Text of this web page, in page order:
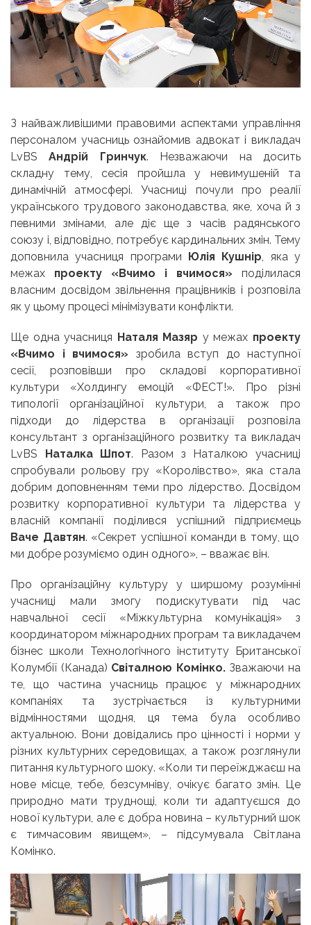
З найважливішими правовими аспектами управління
персоналом учасниць ознайомив адвокат і викладач
LvBSАндрій Гринчук. Незважаючи на досить
складну тему, сесія пройшла у невимушеній та
динамічній атмосфері. Учасниці почули про реалії
українського трудового законодавства, яке, хоча й з
певними змінами, але діє ще з часів радянського
союзу і, відповідно, потребує кардинальних змін. Тему
доповнила учасниця програми Юлія Кушнір, яка у
межах проекту «Вчимо і вчимося» поділилася
власним досвідом звільнення працівників і розповіла
як у цьому процесі мінімізувати конфлікти.
Ще одна учасниця Наталя Мазяр у межах проекту
«Вчимо і вчимося» зробила вступ до наступної
сесії, розповівши про складові корпоративної
культури «Холдингу емоцій «ФЕСТ!». Про різні
типології організаційної культури, а також про
підходи до лідерства в організації розповіла
консультант з організаційного розвитку та викладач
LvBS Наталка Шпот. Разом з Наталкою учасниці
спробували рольову гру «Королівство», яка стала
добрим доповненням теми про лідерство. Досвідом
розвитку корпоративної культури та лідерства у
власній компанії поділився успішний підприємець
Ваче Давтян. «Секрет успішної команди в тому, що
ми добре розуміємо один одного», – вважає він.
Про організаційну культуру у ширшому розумінні
учасниці мали змогу подискутувати під час
навчальної сесії «Міжкультурна комунікація» з
координатором міжнародних програм та викладачем
бізнес школи Технологічного інституту Британської
Колумбії (Канада) Світалною Комінко. Зважаючи на
те, що частина учасниць працює у міжнародних
компаніях та зустрічається із культурними
відмінностями щодня, ця тема була особливо
актуальною. Вони довідались про цінності і норми у
різних культурних середовищах, а також розглянули
питання культурного шоку. «Коли ти переїжджаєш на
нове місце, тебе, безсумніву, очікує багато змін. Це
природно мати труднощі, коли ти адаптуєшся до
нової культури, але є добра новина – культурний шок
є тимчасовим явищем», – підсумувала Світлана
Комінко.